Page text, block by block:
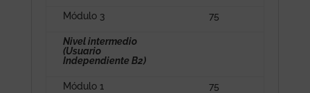
Módulo 3 75
Nivel intermedio
(Usuario
Independiente B2)
Módulo 1 75